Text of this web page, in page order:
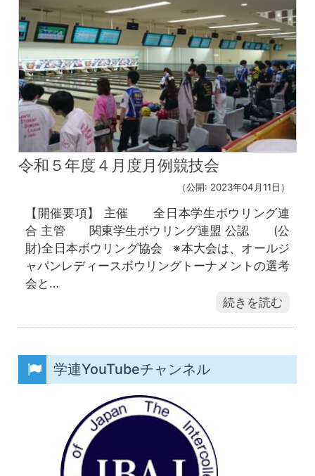
令和５年度４月度月例競技会
（公開: 2023年04月11日）
【開催要項】 主催 全日本学生ボウリング連
合 主管 関東学生ボウリング連盟 公認 (公
財)全日本ボウリング協会 ※本大会は、オールジ
ャパンレディースボウリングトーナメントの選考
会と…
続きを読む
学連YouTubeチャンネル